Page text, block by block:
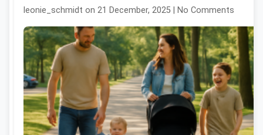
leonie_schmidt on 21 December, 2025 | No Comments